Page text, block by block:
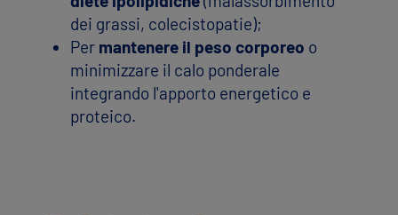
dei grassi, colecistopatie);
Per mantenere il peso corporeo o
minimizzare il calo ponderale
integrando l'apporto energetico e
proteico.